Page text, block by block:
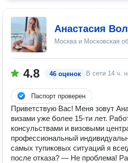
Анастасия
Москва и Московская
4.8 46 оценок В сети 14 ч.
Паспорт проверен
Приветствую Вас! Меня зовут
визами уже более 15-ти лет.
консульствами и визовыми
профессиональный
самых тупиковых ситуаций я
после отказа? — Не проблема!